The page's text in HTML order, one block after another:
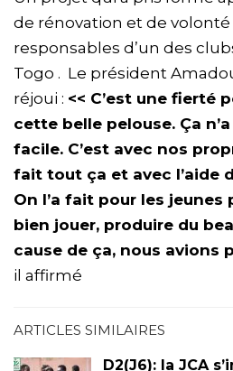
de rénovation et de volonté
responsables d’un des
Togo . Le président
réjoui : << C’est une fierté
cette belle pelouse. Ça
facile. C’est avec nos
fait tout ça et avec l’aide
On l’a fait pour les jeunes
bien jouer, produire du
cause de ça, nous avions
il affirmé
ARTICLES SIMILAIRES
D2(J6): la JCA